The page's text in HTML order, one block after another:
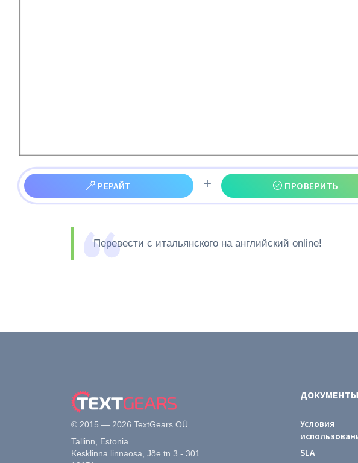
РЕРАЙТ + ПРОВЕРИТЬ
Перевести с итальянского на английский online!
© 2015 — 2026 TextGears OÜ
Tallinn, Estonia
Kesklinna linnaosa, Jõe tn 3 - 301
ДОКУМЕНТЫ
Условия
SLA